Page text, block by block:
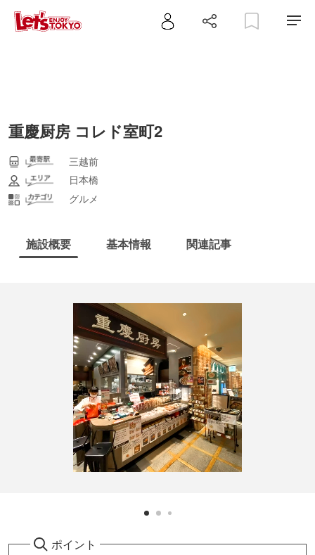
重慶厨房 コレド室町2
三越前
日本橋
グルメ
施設概要 基本情報 関連記事
ポイント